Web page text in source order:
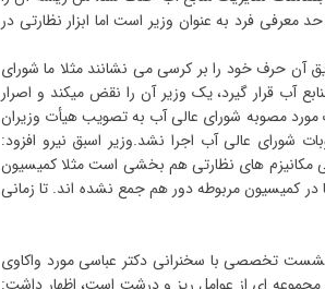
فرد به عنوان وزیر است اما ابزار نظارتی در
آن حرف خود را بر کرسی می نشانند مثلا ما شورای
آب قرار گیرد، یک وزیر آن را نقض میکند و اصرار
مورد مصوبه شورای عالی آب به تصویب هیأت وزیران
شورای عالی آب اجرا نشد.وزیر اسبق نیرو افزود:
های نظارتی هم بخشی است مثلا کمیسیون
اما هیچ گاه هر ۴ مسئول ارشد این حوزه ها در کمیسیون مربوطه دور هم جمع نشده اند. تا زمانی
نشست تخصصی با سخنرانی دکتر عباسی مورد واکاوی